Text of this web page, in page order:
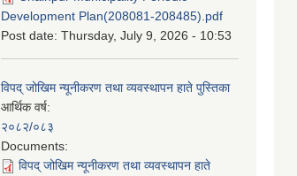
Development Plan(208081-208485).pdf
Post date: Thursday, July 9, 2026 - 10:53
विपद् जोखिम न्यूनीकरण तथा व्यवस्थापन हाते पुस्तिका
आर्थिक वर्ष:
२०८२/०८३
Documents:
विपद् जोखिम न्यूनीकरण तथा व्यवस्थापन हाते